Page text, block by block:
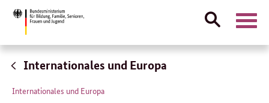
Direktlink:
Suche
Internationales und Europa
Internationales und Europa